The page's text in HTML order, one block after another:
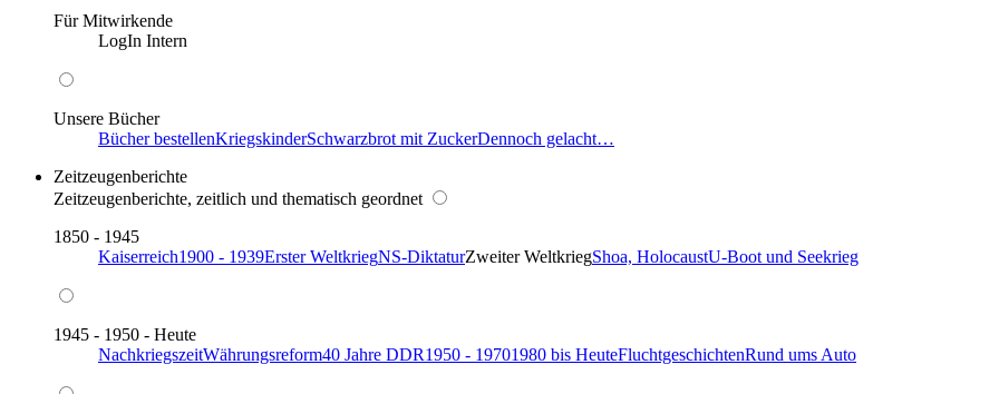
Für Mitwirkende
LogIn Intern
Unsere Bücher
Bücher bestellenKriegskinderSchwarzbrot mit ZuckerDennoch gelacht…
Zeitzeugenberichte
Zeitzeugenberichte, zeitlich und thematisch geordnet
1850 - 1945
Kaiserreich1900 - 1939Erster WeltkriegNS-DiktaturZweiter WeltkriegShoa, HolocaustU-Boot und Seekrieg
1945 - 1950 - Heute
NachkriegszeitWährungsreform40 Jahre DDR1950 - 19701980 bis HeuteFluchtgeschichtenRund ums Auto